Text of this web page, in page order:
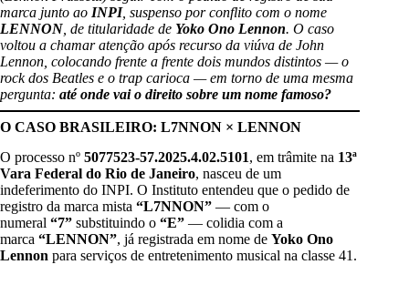
marca junto ao INPI, suspenso por conflito com o nome
LENNON , de titularidade de Yoko Ono Lennon. O caso
voltou a chamar atenção após recurso da viúva de John
Lennon, colocando frente a frente dois mundos distintos — o
rock dos Beatles e o trap carioca — em torno de uma mesma
pergunta: até onde vai o direito sobre um nome famoso?
O CASO BRASILEIRO: L7NNON × LENNON
O processo nº 5077523-57.2025.4.02.5101, em trâmite na 13ª
Vara Federal do Rio de Janeiro, nasceu de um
indeferimento do INPI. O Instituto entendeu que o pedido de
registro da marca mista “L7NNON” — com o
numeral “7” substituindo o “E” — colidia com a
marca “LENNON”, já registrada em nome de Yoko Ono
Lennon para serviços de entretenimento musical na classe 41.